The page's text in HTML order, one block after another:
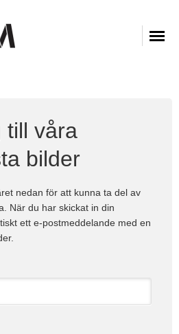
till våra
bilder
nedan för att kunna ta del av
När du har skickat in din
ett e-postmeddelande med en